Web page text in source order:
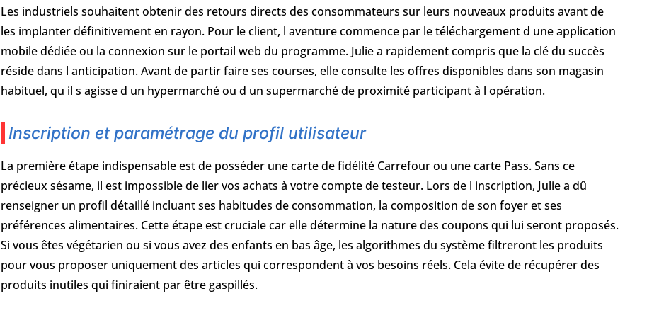
Les industriels souhaitent obtenir des retours directs des consommateurs sur leurs nouveaux produits avant de
les implanter définitivement en rayon. Pour le client, l aventure commence par le téléchargement d une application
mobile dédiée ou la connexion sur le portail web du programme. Julie a rapidement compris que la clé du succès
réside dans l anticipation. Avant de partir faire ses courses, elle consulte les offres disponibles dans son magasin
habituel, qu il s agisse d un hypermarché ou d un supermarché de proximité participant à l opération.
Inscription et paramétrage du profil utilisateur
La première étape indispensable est de posséder une carte de fidélité Carrefour ou une carte Pass. Sans ce
précieux sésame, il est impossible de lier vos achats à votre compte de testeur. Lors de l inscription, Julie a dû
renseigner un profil détaillé incluant ses habitudes de consommation, la composition de son foyer et ses
préférences alimentaires. Cette étape est cruciale car elle détermine la nature des coupons qui lui seront proposés.
Si vous êtes végétarien ou si vous avez des enfants en bas âge, les algorithmes du système filtreront les produits
pour vous proposer uniquement des articles qui correspondent à vos besoins réels. Cela évite de récupérer des
produits inutiles qui finiraient par être gaspillés.